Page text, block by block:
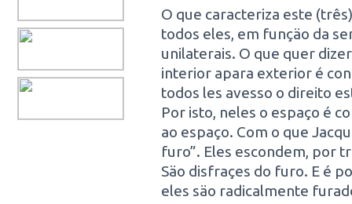
O que caracteriza este
todos eles, em funçäo da
unilaterais. O que quer
interior apara exterior é
todos les avesso o direito
Por isto, neles o espaço é
ao espaço. Com o que
furo”. Eles escondem, por
Säo disfraçes do furo. E é
eles säo radicalmente